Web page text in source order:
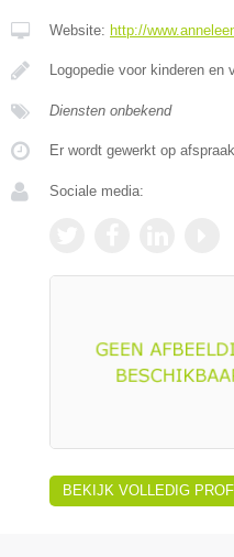
Website: http://
Logopedie voor kinderen en
Diensten onbekend
Er wordt gewerkt op afspraak.
Sociale media:
BEKIJK VOLLEDIG